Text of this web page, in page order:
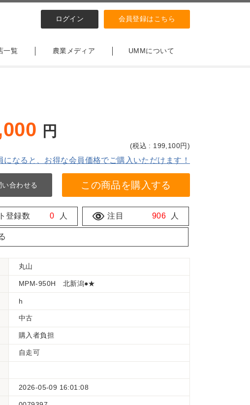
ログイン 会員登録はこちら
一覧 農業メディア UMMについて
円
(税込 : 199,100円)
になると、お得な会員価格でご購入いただけます！
合わせる この商品を購入する
登録数 0 人 注目 906 人
丸山
MPM-950H 北新潟●★
h
中古
購入者負担
自走可
2026-05-09 16:01:08